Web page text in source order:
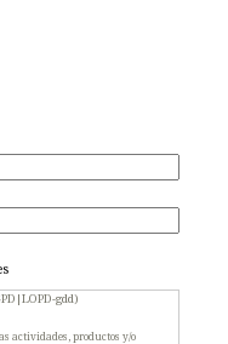
gdd)
actividades, productos y/o